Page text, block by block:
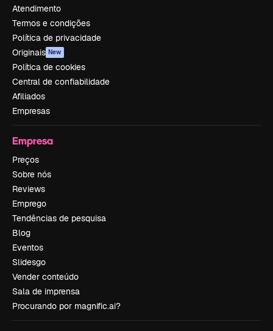
Atendimento
Termos e condições
Política de privacidade
Originais New
Política de cookies
Central de confiabilidade
Afiliados
Empresas
Empresa
Preços
Sobre nós
Reviews
Emprego
Tendências de pesquisa
Blog
Eventos
Slidesgo
Vender conteúdo
Sala de imprensa
Procurando por magnific.ai?